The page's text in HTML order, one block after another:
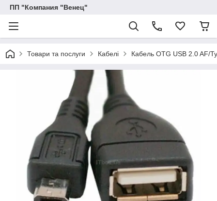
ПП "Компания "Венец"
Товари та послуги Кабелі Кабель OTG USB 2.0 AF/